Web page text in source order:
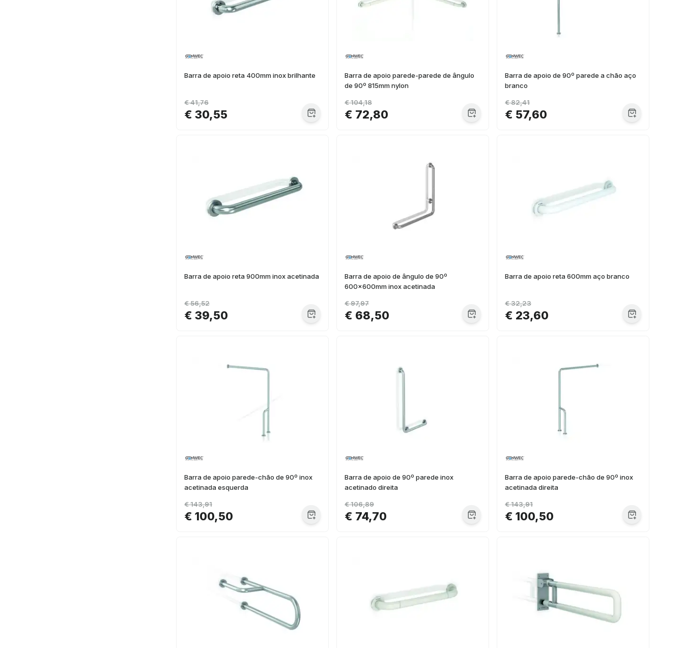
Barra de apoio reta 400mm inox brilhante
€ 30,55
€ 41,76
Barra de apoio parede-parede de ângulo
de 90º 815mm nylon
€ 72,80
€ 104,18
Barra de apoio de 90º parede a chão aço
branco
€ 57,60
€ 82,41
Barra de apoio reta 900mm inox acetinada
€ 39,50
€ 56,52
Barra de apoio de ângulo de 90º
600x600mm inox acetinada
€ 68,50
€ 97,97
Barra de apoio reta 600mm aço branco
€ 23,60
€ 32,23
Barra de apoio parede-chão de 90º inox
acetinada esquerda
€ 100,50
€ 143,91
Barra de apoio de 90º parede inox
acetinado direita
€ 74,70
€ 106,89
Barra de apoio parede-chão de 90º inox
acetinada direita
€ 100,50
€ 143,91